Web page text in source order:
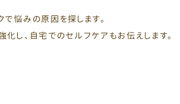
悩みの原因を探します。
し、自宅でのセルフケアもお伝えします。